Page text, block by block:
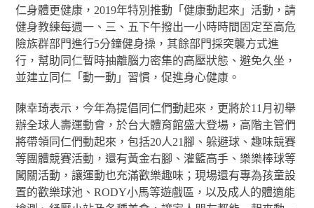
仁身體更健康，2019年特別推動「健康動起來」活動，請
健身教練每週一、三、五下午撥出一小時時間固定至高危
險族群部門進行5分鐘健身操，其餘部門採突襲方式進
行，幫助同仁暫時抽離腦力密集的高壓狀態、避免久坐，
並建立同仁「動一動」習慣，促進身心健康。
陳幸琦表示，今年為提倡同仁們動起來，更將於11月初舉
辦全球人壽運動會，於台大體育館盛大登場，高階主管們
將帶領同仁們動起來，包括20人21腳、躲避球、趣味競賽
等團體競賽活動，還有黃金右腳、灌籃高手、樂樂棒球等
闖關活動，讓運動也充滿歡樂趣味；現場還有專為孩童設
置的歡樂球池、RODY小馬等遊戲區，以及成人的體適能